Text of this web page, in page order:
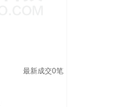
最新成交0笔